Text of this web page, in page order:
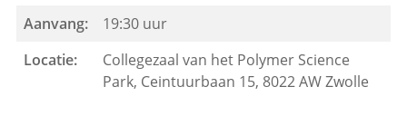
Aanvang:
19:30 uur
Locatie:
Collegezaal van het Polymer Science
Park, Ceintuurbaan 15, 8022 AW Zwolle